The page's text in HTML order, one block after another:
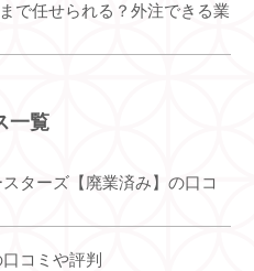
で任せられる？外注できる業
一覧
ターズ【廃業済み】の口コ
コミや評判